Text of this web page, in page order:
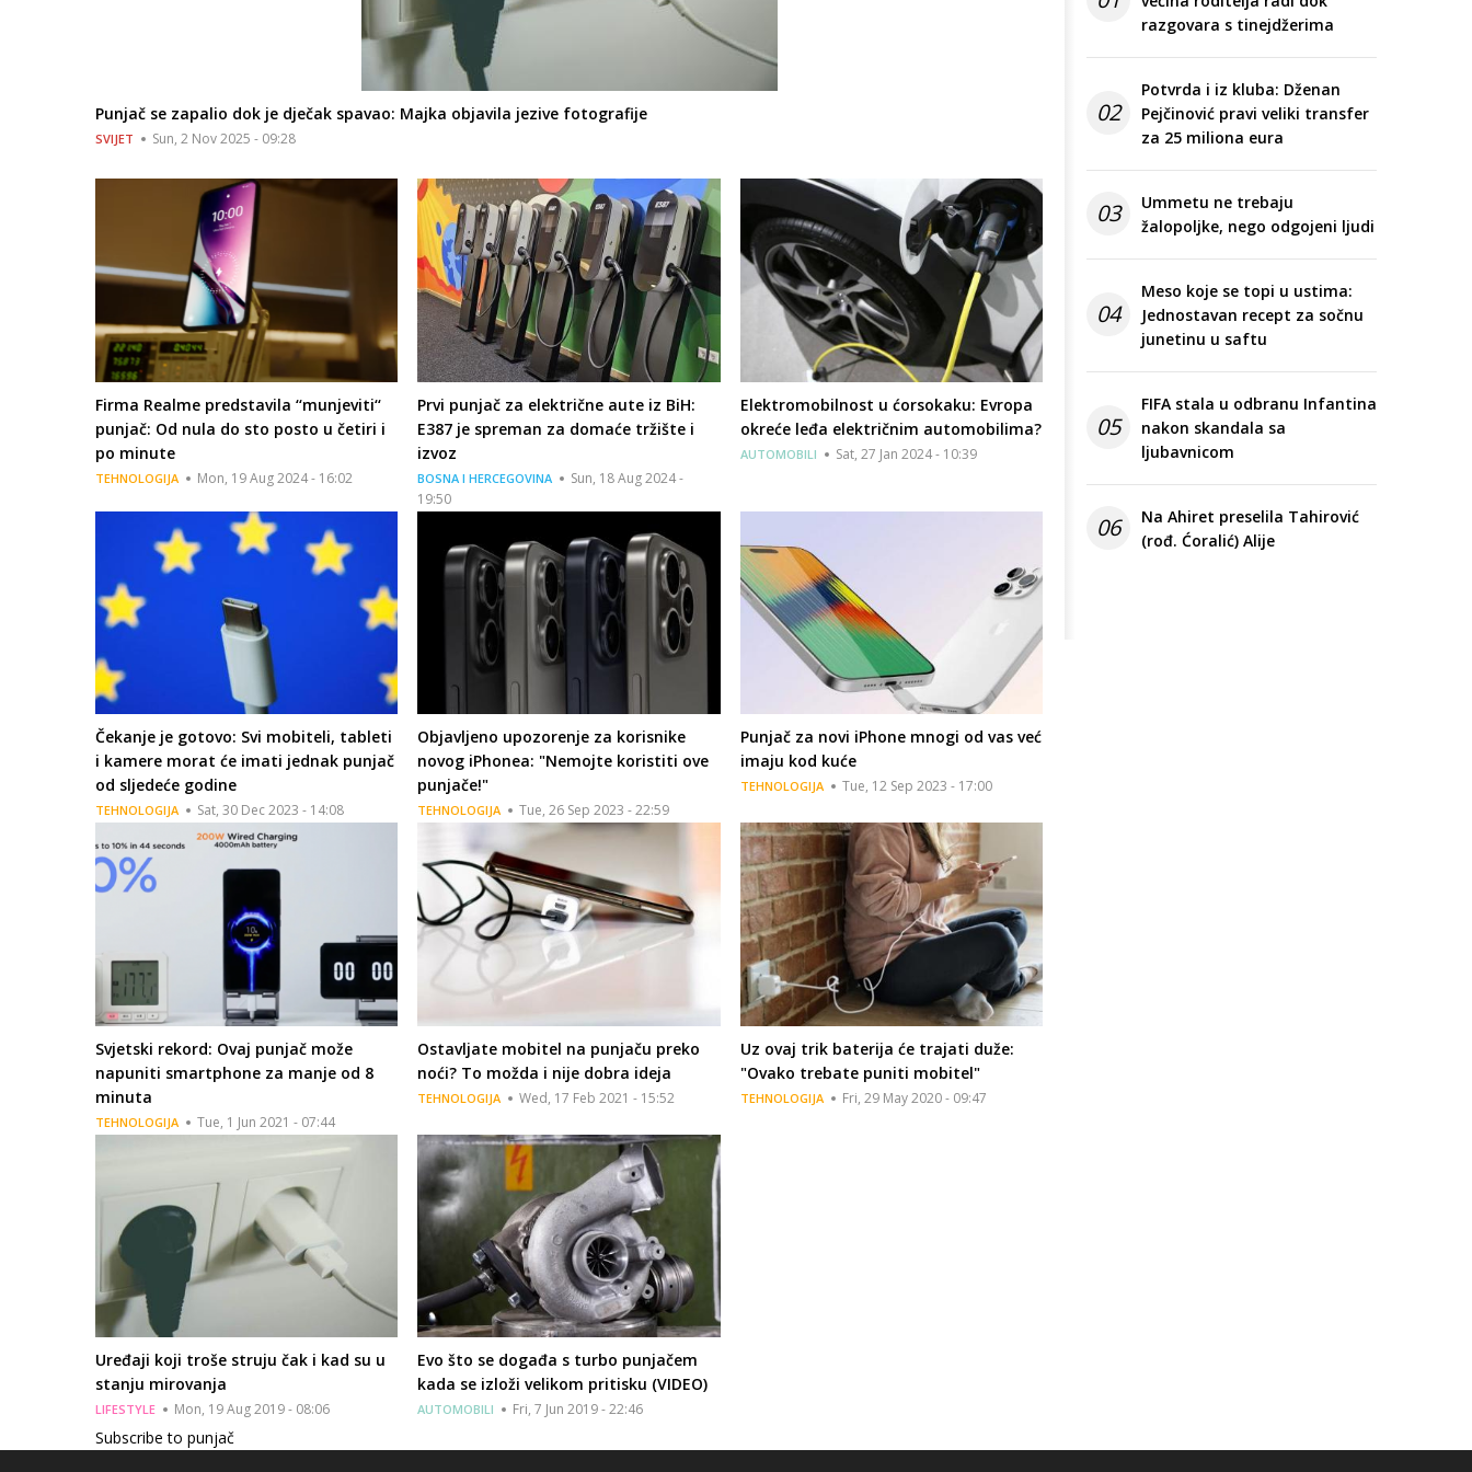
Punjač se zapalio dok je dječak spavao: Majka objavila jezive fotografije
SVIJET Sun, 2 Nov 2025 - 09:28
Firma Realme predstavila ‘‘munjeviti‘‘
punjač: Od nula do sto posto u četiri i
po minute
TEHNOLOGIJA Mon, 19 Aug 2024 - 16:02
Prvi punjač za električne aute iz BiH:
E387 je spreman za domaće tržište i
izvoz
BOSNA I HERCEGOVINA
Sun, 18 Aug 2024 -
19:50
Elektromobilnost u ćorsokaku: Evropa
okreće leđa električnim automobilima?
AUTOMOBILI Sat, 27 Jan 2024 - 10:39
Čekanje je gotovo: Svi mobiteli, tableti
i kamere morat će imati jednak punjač
od sljedeće godine
TEHNOLOGIJA Sat, 30 Dec 2023 - 14:08
Objavljeno upozorenje za korisnike
novog iPhonea: "Nemojte koristiti ove
punjače!"
TEHNOLOGIJA Tue, 26 Sep 2023 - 22:59
Punjač za novi iPhone mnogi od vas već
imaju kod kuće
TEHNOLOGIJA Tue, 12 Sep 2023 - 17:00
Svjetski rekord: Ovaj punjač može
napuniti smartphone za manje od 8
minuta
TEHNOLOGIJA Tue, 1 Jun 2021 - 07:44
Ostavljate mobitel na punjaču preko
noći? To možda i nije dobra ideja
TEHNOLOGIJA Wed, 17 Feb 2021 - 15:52
Uz ovaj trik baterija će trajati duže:
"Ovako trebate puniti mobitel"
TEHNOLOGIJA Fri, 29 May 2020 - 09:47
Uređaji koji troše struju čak i kad su u
stanju mirovanja
LIFESTYLE Mon, 19 Aug 2019 - 08:06
Evo što se događa s turbo punjačem
kada se izloži velikom pritisku (VIDEO)
AUTOMOBILI Fri, 7 Jun 2019 - 22:46
Subscribe to punjač
razgovara s tinejdžerima
02
Potvrda i iz kluba: Dženan
Pejčinović pravi veliki transfer
za 25 miliona eura
03
Ummetu ne trebaju
žalopoljke, nego odgojeni ljudi
04
Meso koje se topi u ustima:
Jednostavan recept za sočnu
junetinu u saftu
05
FIFA stala u odbranu Infantina
nakon skandala sa
ljubavnicom
06
Na Ahiret preselila Tahirović
(rođ. Ćoralić) Alije